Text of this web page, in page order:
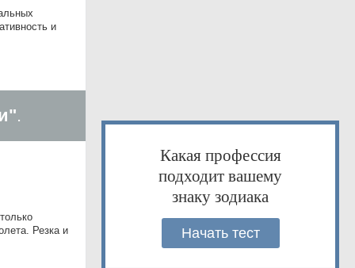
и
.
Резка и
Какая профессия
подходит вашему
знаку зодиака
Начать тест